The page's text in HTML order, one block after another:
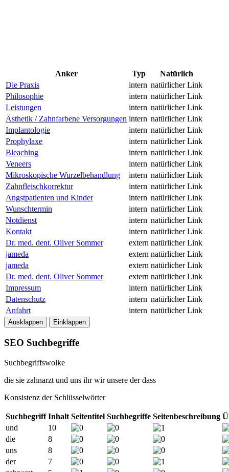
Anker Typ
Natürlich
Die Praxis
intern natürlicher Link
Philosophie
intern natürlicher Link
Leistungen
intern natürlicher Link
Ästhetik / Zahnfarbene Versorgungen intern natürlicher Link
Implantologie
intern natürlicher Link
Prophylaxe
intern natürlicher Link
Bleaching
intern natürlicher Link
Veneers
intern natürlicher Link
Mikroskopische Wurzelbehandlung
intern natürlicher Link
Zahnfleischkorrektur
intern natürlicher Link
Angstpatienten und Kinder
intern natürlicher Link
Wunschtermin
intern natürlicher Link
Notdienst
intern natürlicher Link
Kontakt
intern natürlicher Link
Dr. med. dent. Oliver Sommer
extern natürlicher Link
jameda
extern natürlicher Link
jameda
extern natürlicher Link
Dr. med. dent. Oliver Sommer
extern natürlicher Link
Impressum
intern natürlicher Link
Datenschutz
intern natürlicher Link
Anfahrt
intern natürlicher Link
Ausklappen Einklappen
SEO Suchbegriffe
Suchbegriffswolke
die sie zahnarzt und uns ihr wir unsere der dass
Konsistenz der Schlüsselwörter
Suchbegriff Inhalt Seitentitel Suchbegriffe Seitenbeschreibung
und
10
die
8
uns
8
der
7